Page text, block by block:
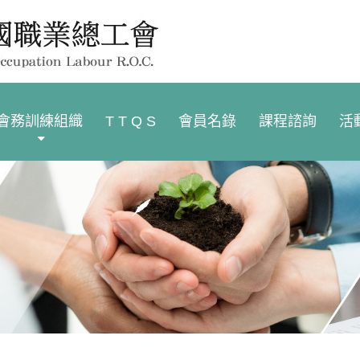
務訓練組織 T T Q S 會員名錄 課程諮詢 活